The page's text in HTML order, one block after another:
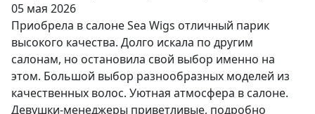
05 мая 2026
Приобрела в салоне Sea Wigs отличный парик
высокого качества. Долго искала по другим
салонам, но остановила свой выбор именно на
этом. Большой выбор разнообразных моделей из
качественных волос. Уютная атмосфера в салоне.
Девушки-менеджеры приветливые, подробно